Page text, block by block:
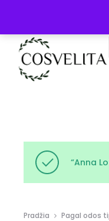
“Anna
Pradžia Pagal odos